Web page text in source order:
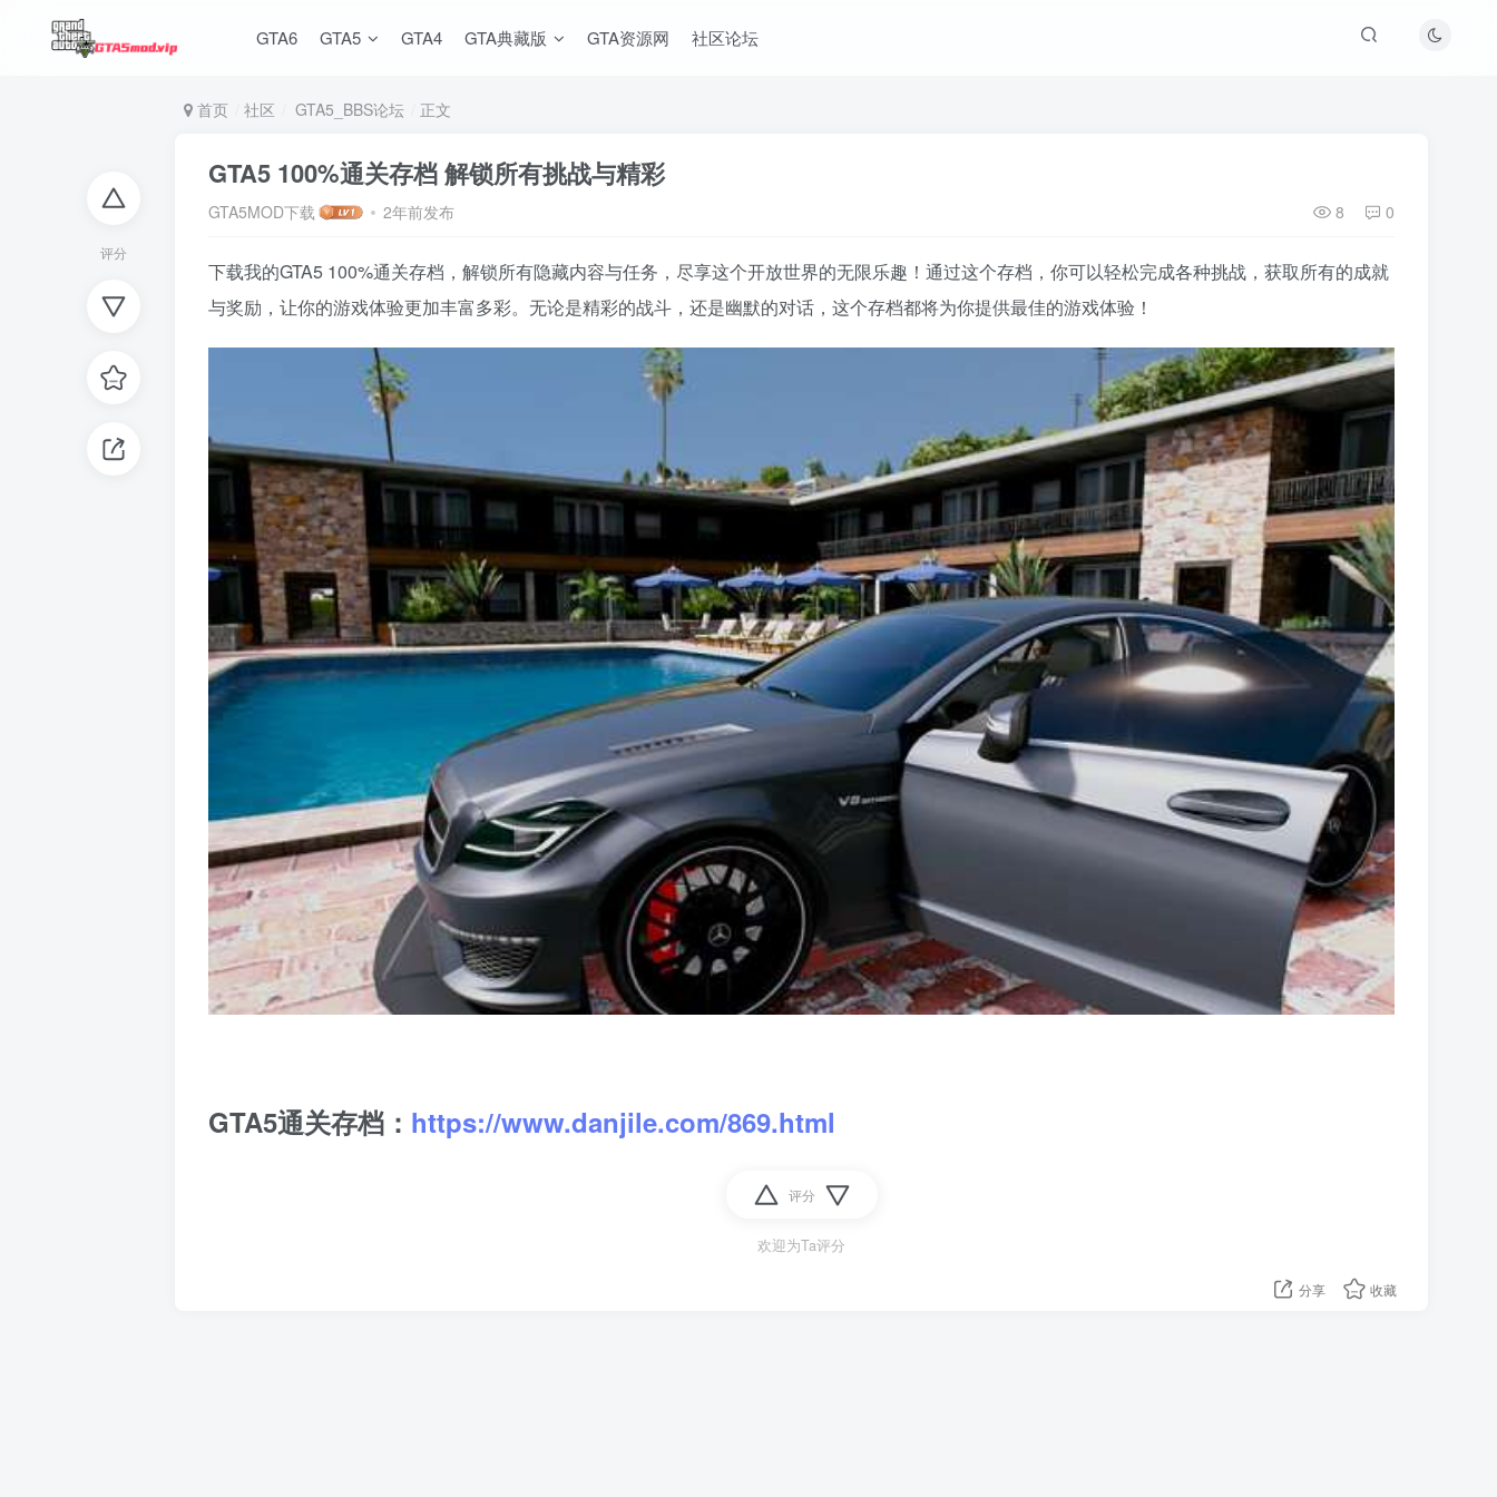
GTA6 GTA5 GTA4 GTA典藏版 GTA资源网 社区论坛
评分
首页 社区 GTA5_BBS论坛 正文
GTA5 100%通关存档 解锁所有挑战与精彩
GTA5MOD下载 2年前发布 8 0
下载我的GTA5 100%通关存档，解锁所有隐藏内容与任务，尽享这个开放世界的无限乐趣！通过这个存档，你可以轻松完成各种挑战，获取所有的成就
与奖励，让你的游戏体验更加丰富多彩。无论是精彩的战斗，还是幽默的对话，这个存档都将为你提供最佳的游戏体验！
GTA5通关存档： https://www.danjile.com/869.html
评分
欢迎为Ta评分
分享 收藏